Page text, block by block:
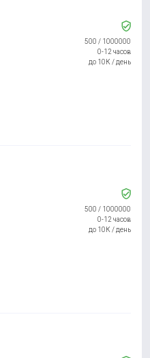
500 / 1000000
0-12 часов
до 10К / день
500 / 1000000
0-12 часов
до 10К / день